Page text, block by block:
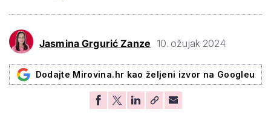
Jasmina Grgurić Zanze 10. ožujak 2024.
Dodajte Mirovina.hr kao željeni izvor na Googleu